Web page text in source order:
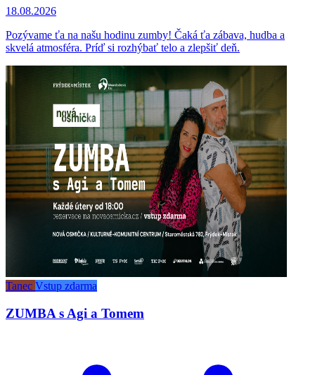
18.08.2026
Pozývame ťa na našu hodinu zumby! Čaká ťa zábava, hudba a
skvelá atmosféra. Príď si rozhýbať telo a zlepšiť deň.
Tanec Vstup zdarma
ZUMBA s Agi a Tomem